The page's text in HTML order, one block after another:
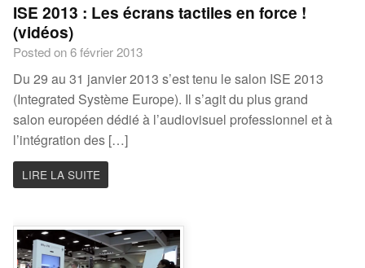
ISE 2013 : Les écrans tactiles en force !
(vidéos)
Posted on 6 février 2013
Du 29 au 31 janvier 2013 s’est tenu le salon ISE 2013
(Integrated Système Europe). Il s’agit du plus grand
salon européen dédié à l’audiovisuel professionnel et à
l’intégration des […]
LIRE LA SUITE